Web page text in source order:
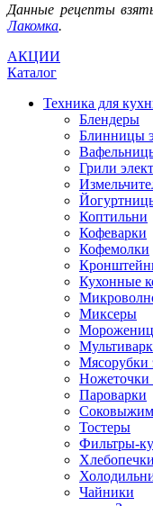
Данные рецепты
Лакомка.
АКЦИИ
Каталог
Техника для
Блендеры
Блинницы
Грили
Коптильни
Кофеварки
Кофемолки
Кухонные
Миксеры
Мясорубки
Ножеточки
Пароварки
Тостеры
Фильтры-
Хлебопечки
Чайники